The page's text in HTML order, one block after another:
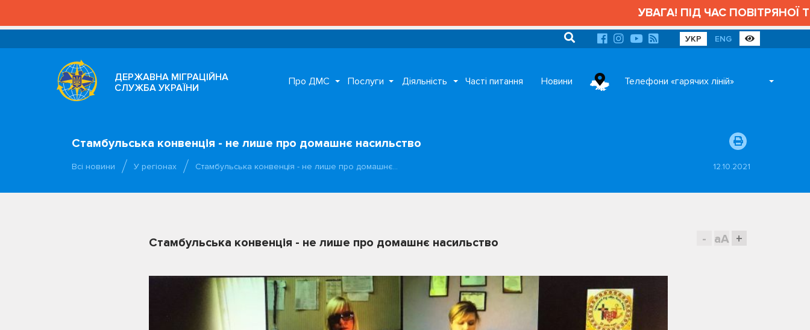
УВАГА! ПІД ЧАС ПОВІТРЯНОЇ
УКР ENG
ДЕРЖАВНА МІГРАЦІЙНА
СЛУЖБА УКРАЇНИ
Про ДМС Послуги Діяльність Часті питання Новини Телефони «гарячих ліній»
Стамбульська конвенція - не лише про домашнє насильство
Всі новини У регіонах Стамбульська конвенція - не лише про домашнє… 12.10.2021
- aA +
Стамбульська конвенція - не лише про домашнє насильство